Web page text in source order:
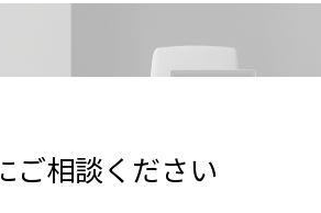
ご相談ください